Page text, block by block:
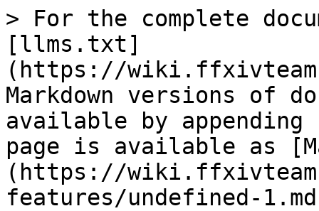
> For the complete
[llms.txt]
(https://
Markdown versions of
available by
page is available as
(https://
features/undefined-